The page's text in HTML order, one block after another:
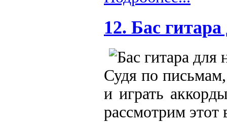
12. Бас
Судя по письмам,
и играть
рассмотрим этот